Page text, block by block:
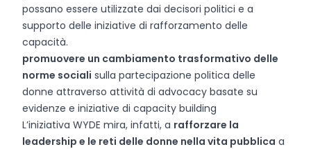
possano essere utilizzate dai decisori politici e a
supporto delle iniziative di rafforzamento delle
capacità.
promuovere un cambiamento trasformativo delle
norme sociali sulla partecipazione politica delle
donne attraverso attività di advocacy basate su
evidenze e iniziative di capacity building
L’iniziativa WYDE mira, infatti, a rafforzare la
leadership e le reti delle donne nella vita pubblica a